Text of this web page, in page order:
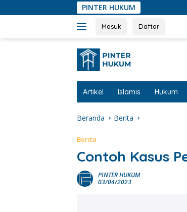
ke
PINTER HUKUM
Masuk Daftar
Artikel Islamis Hukum
Beranda Berita
Berita
Contoh Kasus
PINTER HUKUM
03/04/2023